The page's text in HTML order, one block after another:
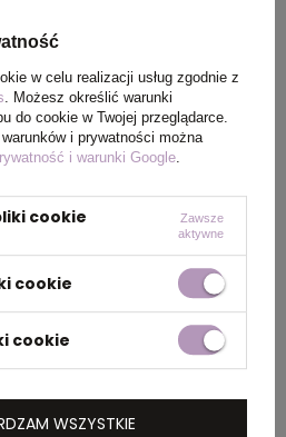
Ø7x24cm
350
stal nierdzewna z
recyklingu
Bialy
w celu realizacji usług zgodnie z
. Możesz określić warunki
do cookie w Twojej przeglądarce.
i prywatności można
i warunki Google
cookie
Zawsze
aktywne
cookie
cookie
WSZYSTKIE